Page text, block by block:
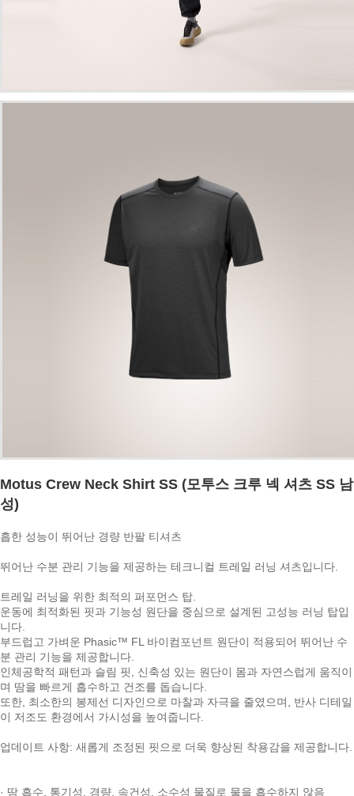
Motus Crew Neck Shirt SS (모투스 크루 넥 셔츠 SS 남
성)
흡한 성능이 뛰어난 경량 반팔 티셔츠
뛰어난 수분 관리 기능을 제공하는 테크니컬 트레일 러닝 셔츠입니다.
트레일 러닝을 위한 최적의 퍼포먼스 탑.
운동에 최적화된 핏과 기능성 원단을 중심으로 설계된 고성능 러닝 탑입
니다.
부드럽고 가벼운 Phasic™ FL 바이컴포넌트 원단이 적용되어 뛰어난 수
분 관리 기능을 제공합니다.
인체공학적 패턴과 슬림 핏, 신축성 있는 원단이 몸과 자연스럽게 움직이
며 땀을 빠르게 흡수하고 건조를 돕습니다.
또한, 최소한의 봉제선 디자인으로 마찰과 자극을 줄였으며, 반사 디테일
이 저조도 환경에서 가시성을 높여줍니다.
업데이트 사항: 새롭게 조정된 핏으로 더욱 향상된 착용감을 제공합니다.
· 땀 흡수, 통기성, 경량, 속건성, 소수성 물질로 물을 흡수하지 않음